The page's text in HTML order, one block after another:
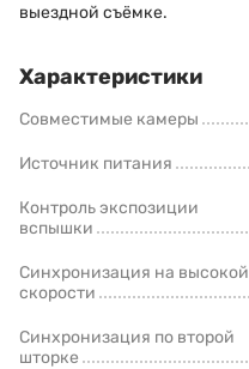
выездной съёмке.
Характеристики
Совместимые камеры
Источник питания
Контроль экспозиции
вспышки
Синхронизация на высокой
скорости
Синхронизация по второй
шторке